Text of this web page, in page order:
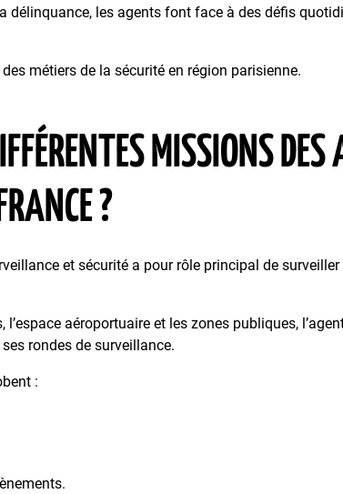
délinquance, les agents font face à des défis
métiers de la sécurité en région parisienne.
MISSIONS DES
?
et sécurité a pour rôle principal de
aéroportuaire et les zones publiques,
rondes de surveillance.
: